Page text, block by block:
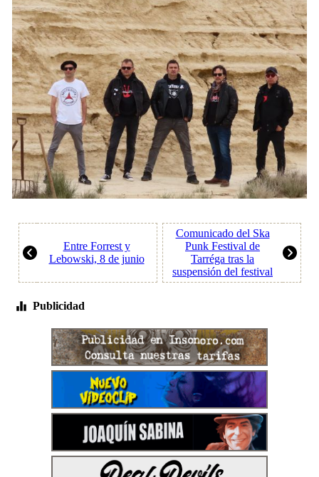
Entre Forrest y
Lebowski, 8 de junio
Comunicado del Ska
Punk Festival de
Tarréga tras la
suspensión del festival
Publicidad